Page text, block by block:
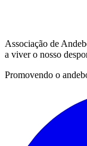
Associação de
a viver o nosso
Promovendo o